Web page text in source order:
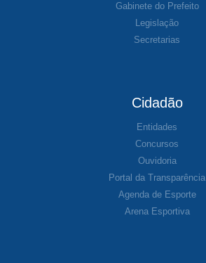
Gabinete do Prefeito
Legislação
Secretarias
Cidadão
Entidades
Concursos
Ouvidoria
Portal da Transparência
Agenda de Esporte
Arena Esportiva